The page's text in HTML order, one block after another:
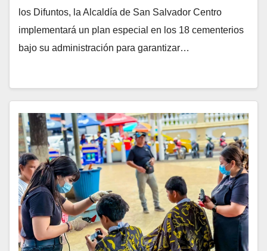
los Difuntos, la Alcaldía de San Salvador Centro
implementará un plan especial en los 18 cementerios
bajo su administración para garantizar…